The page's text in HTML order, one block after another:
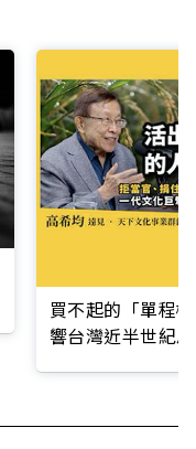
買不起的「單程
響台灣近半世紀